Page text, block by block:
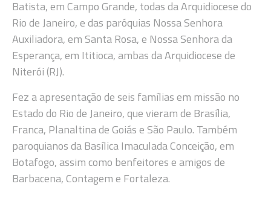
Batista, em Campo Grande, todas da Arquidiocese do
Rio de Janeiro, e das paróquias Nossa Senhora
Auxiliadora, em Santa Rosa, e Nossa Senhora da
Esperança, em Ititioca, ambas da Arquidiocese de
Niterói (RJ).
Fez a apresentação de seis famílias em missão no
Estado do Rio de Janeiro, que vieram de Brasília,
Franca, Planaltina de Goiás e São Paulo. Também
paroquianos da Basílica Imaculada Conceição, em
Botafogo, assim como benfeitores e amigos de
Barbacena, Contagem e Fortaleza.